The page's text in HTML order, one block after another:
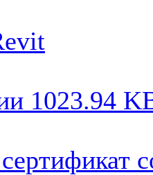
1023.94